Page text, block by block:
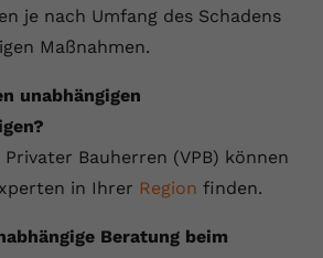
je nach Umfang des Schadens
Maßnahmen.
unabhängigen
Privater Bauherren (VPB) können
in Ihrer Region finden.
Beratung beim